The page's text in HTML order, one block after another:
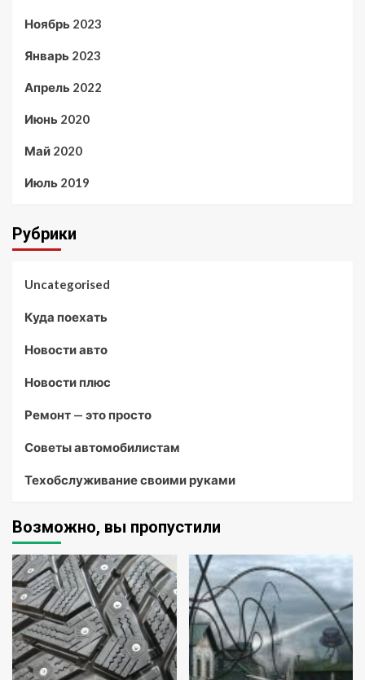
Ноябрь 2023
Январь 2023
Апрель 2022
Июнь 2020
Май 2020
Июль 2019
Рубрики
Uncategorised
Куда поехать
Новости авто
Новости плюс
Ремонт — это просто
Советы автомобилистам
Техобслуживание своими руками
Возможно, вы пропустили